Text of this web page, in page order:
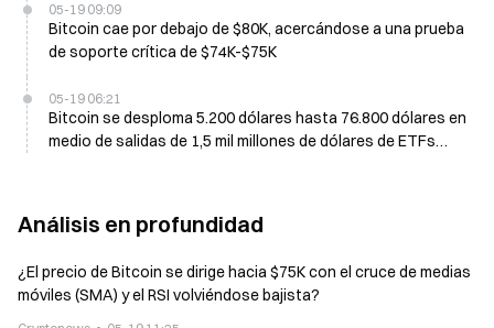
05-19 09:09
Bitcoin cae por debajo de $80K, acercándose a una prueba
de soporte crítica de $74K-$75K
05-19 06:21
Bitcoin se desploma 5.200 dólares hasta 76.800 dólares en
medio de salidas de 1,5 mil millones de dólares de ETFs
Análisis en profundidad
¿El precio de Bitcoin se dirige hacia $75K con el cruce de medias
móviles (SMA) y el RSI volviéndose bajista?